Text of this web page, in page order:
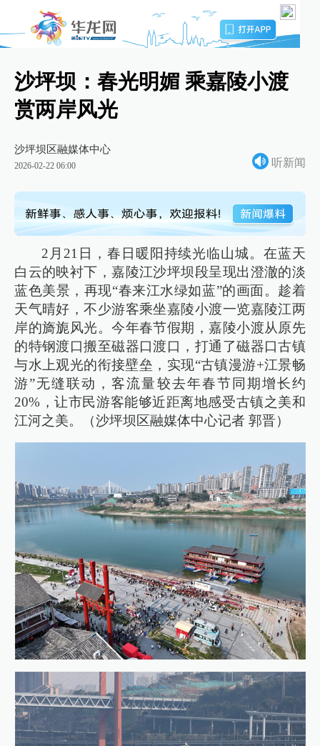
沙坪坝：春光明媚 乘嘉陵小渡
赏两岸风光
沙坪坝区融媒体中心
2026-02-22 06:00 听新闻
2月21日，春日暖阳持续光临山城。在蓝天
白云的映衬下，嘉陵江沙坪坝段呈现出澄澈的淡
蓝色美景，再现“春来江水绿如蓝”的画面。趁着
天气晴好，不少游客乘坐嘉陵小渡一览嘉陵江两
岸的旖旎风光。今年春节假期，嘉陵小渡从原先
的特钢渡口搬至磁器口渡口，打通了磁器口古镇
与水上观光的衔接壁垒，实现“古镇漫游+江景畅
游”无缝联动，客流量较去年春节同期增长约
20%，让市民游客能够近距离地感受古镇之美和
江河之美。（沙坪坝区融媒体中心记者 郭晋）